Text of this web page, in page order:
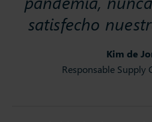
Kim de
Responsable Supply
satisfecho